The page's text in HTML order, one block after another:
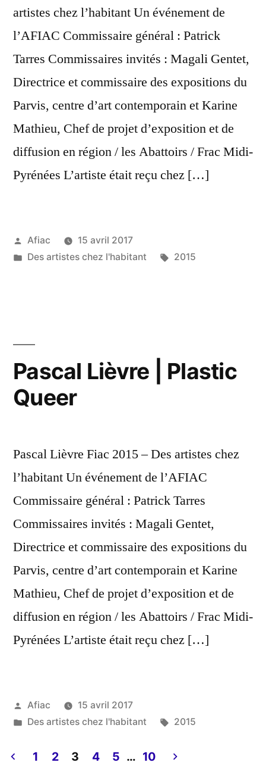
artistes chez l’habitant Un événement de
l’AFIAC Commissaire général : Patrick
Tarres Commissaires invités : Magali Gentet,
Directrice et commissaire des expositions du
Parvis, centre d’art contemporain et Karine
Mathieu, Chef de projet d’exposition et de
diffusion en région / les Abattoirs / Frac Midi-
Pyrénées L’artiste était reçu chez […]
Publié
par
Afiac
15 avril 2017
Publié
Des artistes chez l'habitant Étiquettes :
2015
Pascal Lièvre | Plastic
Queer
Pascal Lièvre Fiac 2015 – Des artistes chez
l’habitant Un événement de l’AFIAC
Commissaire général : Patrick Tarres
Commissaires invités : Magali Gentet,
Directrice et commissaire des expositions du
Parvis, centre d’art contemporain et Karine
Mathieu, Chef de projet d’exposition et de
diffusion en région / les Abattoirs / Frac Midi-
Pyrénées L’artiste était reçu chez […]
Publié
par
Afiac
15 avril 2017
Publié
Des artistes chez l'habitant Étiquettes :
2015
1 2 3 4 5 … 10